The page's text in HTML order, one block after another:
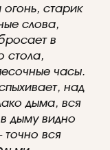
старик
слова,
в
стола,
часы.
над
дыма, вся
дыму видно
вся